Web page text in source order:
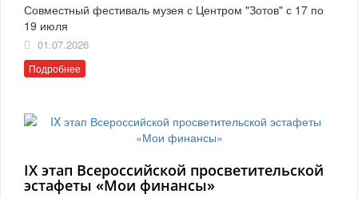
Совместный фестиваль музея с Центром "Зотов" с 17 по
19 июля
01.07.2026
Подробнее
IX этап Всероссийской просветительской
эстафеты «Мои финансы»